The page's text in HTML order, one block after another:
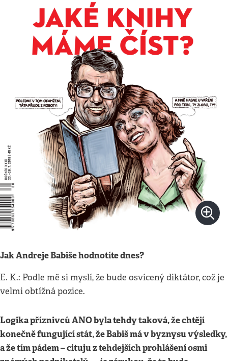
Jak Andreje Babiše hodnotíte dnes?
E. K.: Podle mě si myslí, že bude osvícený diktátor, což je
velmi obtížná pozice.
Logika příznivců ANO byla tehdy taková, že chtějí
konečně fungující stát, že Babiš má v byznysu výsledky,
a že tím pádem – cituju z tehdejších prohlášení osmi